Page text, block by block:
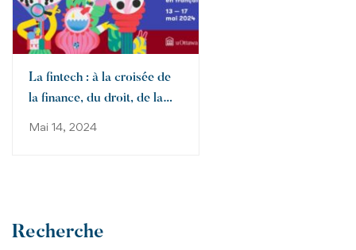
La fintech : à la croisée de
la finance, du droit, de la
Mai 14, 2024
Recherche